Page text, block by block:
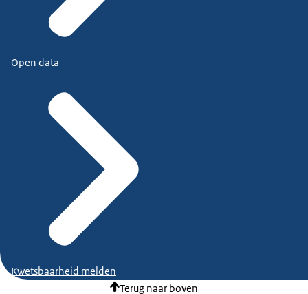
Open data
Kwetsbaarheid melden
Terug naar boven